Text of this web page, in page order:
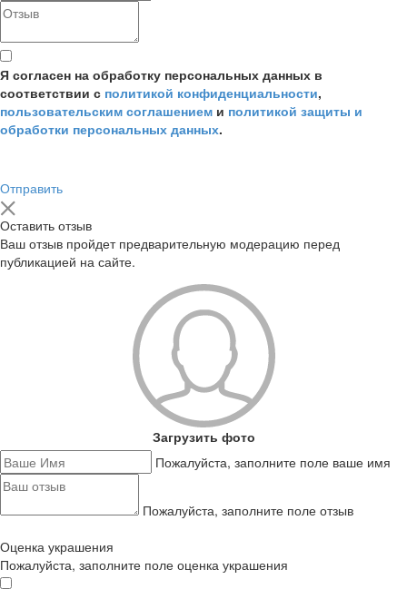
Я согласен на обработку персональных данных в
соответствии с политикой конфиденциальности,
пользовательским соглашением и политикой защиты и
обработки персональных данных.
Отправить
Оставить отзыв
Ваш отзыв пройдет предварительную модерацию перед
публикацией на сайте.
Загрузить фото
Пожалуйста, заполните поле ваше имя
Пожалуйста, заполните поле отзыв
Оценка украшения
Пожалуйста, заполните поле оценка украшения